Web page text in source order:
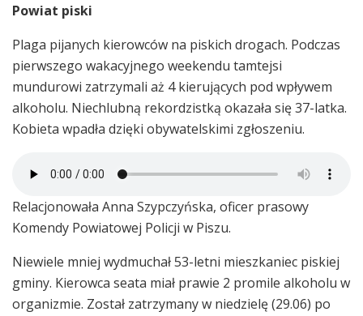
Powiat piski
Plaga pijanych kierowców na piskich drogach. Podczas
pierwszego wakacyjnego weekendu tamtejsi
mundurowi zatrzymali aż 4 kierujących pod wpływem
alkoholu. Niechlubną rekordzistką okazała się 37-latka.
Kobieta wpadła dzięki obywatelskimi zgłoszeniu.
Relacjonowała Anna Szypczyńska, oficer prasowy
Komendy Powiatowej Policji w Piszu.
Niewiele mniej wydmuchał 53-letni mieszkaniec piskiej
gminy. Kierowca seata miał prawie 2 promile alkoholu w
organizmie. Został zatrzymany w niedzielę (29.06) po